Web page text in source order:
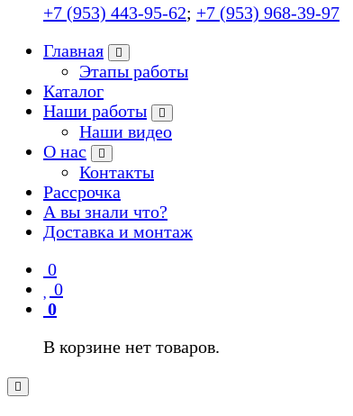
+7 (953) 443-95-62; +7 (953) 968-39-97
Главная
Этапы работы
Каталог
Наши работы
Наши видео
О нас
Контакты
Рассрочка
А вы знали что?
Доставка и монтаж
0
0
0
В корзине нет товаров.